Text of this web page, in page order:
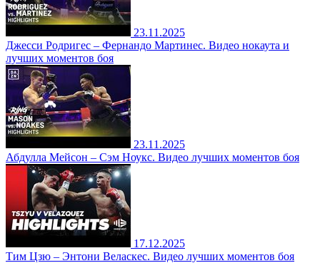
23.11.2025
Джесси Родригес – Фернандо Мартинес. Видео нокаута и
лучших моментов боя
23.11.2025
Абдулла Мейсон – Сэм Ноукс. Видео лучших моментов боя
17.12.2025
Тим Цзю – Энтони Веласкес. Видео лучших моментов боя